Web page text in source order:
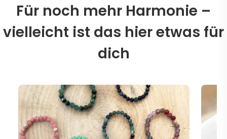
Für noch mehr Harmonie –
vielleicht ist das hier etwas für
dich